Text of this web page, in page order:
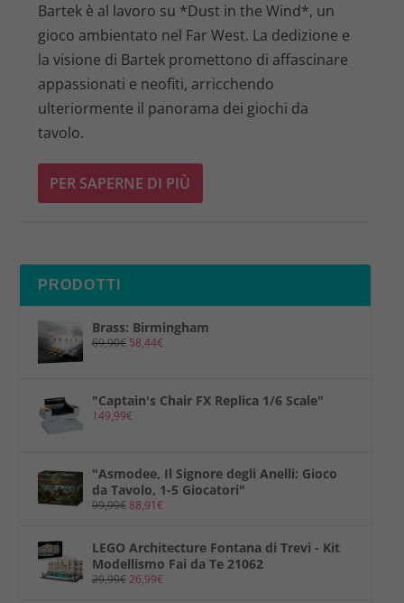
Bartek è al lavoro su *Dust in the Wind*, un
gioco ambientato nel Far West. La dedizione e
la visione di Bartek promettono di affascinare
appassionati e neofiti, arricchendo
ulteriormente il panorama dei giochi da
tavolo.
PER SAPERNE DI PIÙ
PRODOTTI
Brass: Birmingham
69,90€ 58,44€
"Captain's Chair FX Replica 1/6 Scale"
149,99€
"Asmodee, Il Signore degli Anelli: Gioco
da Tavolo, 1-5 Giocatori"
99,99€88,91€
LEGO Architecture Fontana di Trevi - Kit
Modellismo Fai da Te 21062
29,99€26,99€